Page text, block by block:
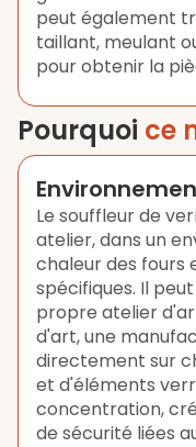
peut également
taillant, meulant
pour obtenir la
Pourquoi ce
Le souffleur de
atelier, dans un
chaleur des fours
spécifiques. Il
propre atelier
d'art, une
directement sur
et d'éléments
concentration,
de sécurité liées